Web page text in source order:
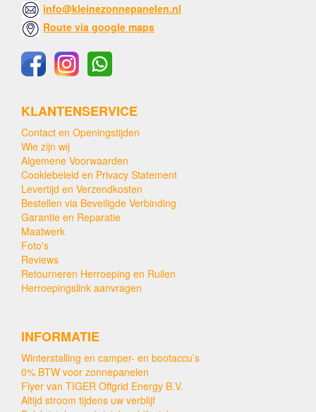
info@kleinezonnepanelen.nl
Route via google maps
KLANTENSERVICE
Contact en Openingstijden
Wie zijn wij
Algemene Voorwaarden
Cookiebeleid en Privacy Statement
Levertijd en Verzendkosten
Bestellen via Beveiligde Verbinding
Garantie en Reparatie
Maatwerk
Foto's
Reviews
Retourneren Herroeping en Ruilen
Herroepingslink aanvragen
INFORMATIE
Winterstalling en camper- en bootaccu’s
0% BTW voor zonnepanelen
Flyer van TIGER Offgrid Energy B.V.
Altijd stroom tijdens uw verblijf